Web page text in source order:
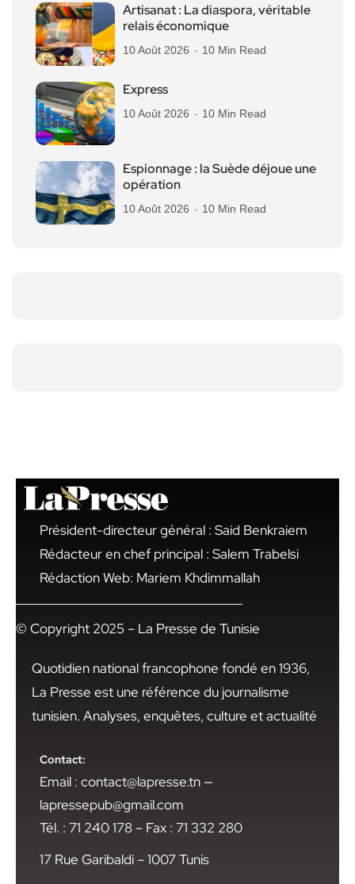
Artisanat : La diaspora, véritable
relais économique
10 Août 2026 10 Min Read
Express
10 Août 2026 10 Min Read
Espionnage : la Suède déjoue une
opération
10 Août 2026 10 Min Read
Président-directeur général : Said Benkraiem
Rédacteur en chef principal : Salem Trabelsi
Rédaction Web: Mariem Khdimmallah
© Copyright 2025 – La Presse de Tunisie
Quotidien national francophone fondé en 1936,
La Presse est une référence du journalisme
tunisien. Analyses, enquêtes, culture et actualité
Contact:
Email : contact@lapresse.tn —
lapressepub@gmail.com
Tél. : 71 240 178 – Fax : 71 332 280
17 Rue Garibaldi – 1007 Tunis